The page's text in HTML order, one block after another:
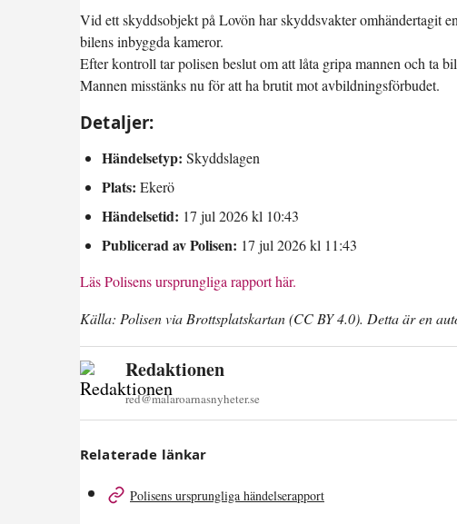
Vid ett skyddsobjekt på Lovön har skyddsvakter omhändertagit
bilens inbyggda kameror.
Efter kontroll tar polisen beslut om att låta gripa mannen och ta
Mannen misstänks nu för att ha brutit mot avbildningsförbudet.
Detaljer:
Händelsetyp: Skyddslagen
Plats: Ekerö
Händelsetid: 17 jul 2026 kl 10:43
Publicerad av Polisen: 17 jul 2026 kl 11:43
Läs Polisens ursprungliga rapport här.
Källa: Polisen via Brottsplatskartan (CC BY 4.0). Detta är en
Redaktionen
red@malaroarnasnyheter.se
Relaterade länkar
Polisens ursprungliga händelserapport